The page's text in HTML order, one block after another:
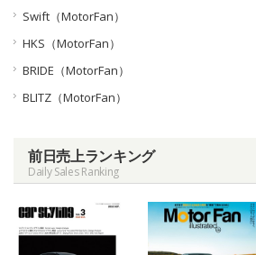
Swift（MotorFan）
HKS（MotorFan）
BRIDE（MotorFan）
BLITZ（MotorFan）
前日売上ランキング
Daily Sales Ranking